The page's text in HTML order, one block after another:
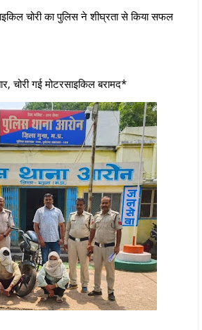
चोरी का पुलिस ने शीघ्रता से किया सफल
चोरी गई मोटरसाइकिल बरामद*